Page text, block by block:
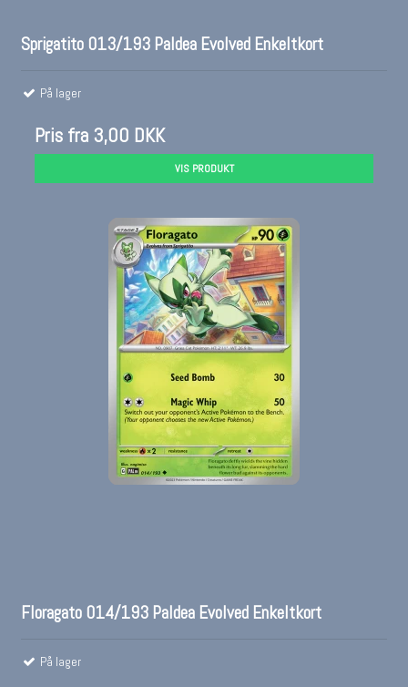
Sprigatito 013/193 Paldea Evolved Enkeltkort
På lager
Pris fra 3,00 DKK
VIS PRODUKT
Floragato 014/193 Paldea Evolved Enkeltkort
På lager